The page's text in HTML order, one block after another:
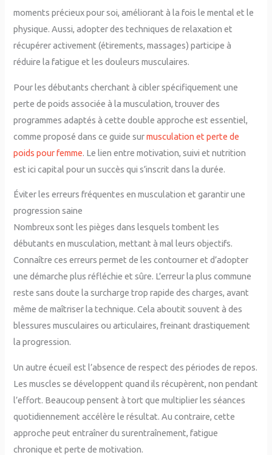
moments précieux pour soi, améliorant à la fois le mental et le
physique. Aussi, adopter des techniques de relaxation et
récupérer activement (étirements, massages) participe à
réduire la fatigue et les douleurs musculaires.
Pour les débutants cherchant à cibler spécifiquement une
perte de poids associée à la musculation, trouver des
programmes adaptés à cette double approche est essentiel,
comme proposé dans ce guide surmusculation et perte de
poids pour femme. Le lien entre motivation, suivi et nutrition
est ici capital pour un succès qui s’inscrit dans la durée.
Éviter les erreurs fréquentes en musculation et garantir une
progression saine
Nombreux sont les pièges dans lesquels tombent les
débutants en musculation, mettant à mal leurs objectifs.
Connaître ces erreurs permet de les contourner et d’adopter
une démarche plus réfléchie et sûre. L’erreur la plus commune
reste sans doute la surcharge trop rapide des charges, avant
même de maîtriser la technique. Cela aboutit souvent à des
blessures musculaires ou articulaires, freinant drastiquement
la progression.
Un autre écueil est l’absence de respect des périodes de repos.
Les muscles se développent quand ils récupèrent, non pendant
l’effort. Beaucoup pensent à tort que multiplier les séances
quotidiennement accélère le résultat. Au contraire, cette
approche peut entraîner du surentraînement, fatigue
chronique et perte de motivation.